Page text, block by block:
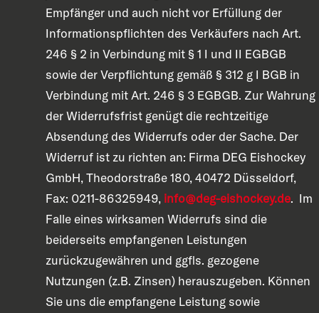
Empfänger und auch nicht vor Erfüllung der
Informationspflichten des Verkäufers nach Art.
246 § 2 in Verbindung mit § 1 I und II EGBGB
sowie der Verpflichtung gemäß § 312 g I BGB in
Verbindung mit Art. 246 § 3 EGBGB. Zur Wahrung
der Widerrufsfrist genügt die rechtzeitige
Absendung des Widerrufs oder der Sache. Der
Widerruf ist zu richten an: Firma DEG Eishockey
GmbH, Theodorstraße 180, 40472 Düsseldorf,
Fax: 0211-86325949, info@deg-eishockey.de. Im
Falle eines wirksamen Widerrufs sind die
beiderseits empfangenen Leistungen
zurückzugewähren und ggfls. gezogene
Nutzungen (z.B. Zinsen) herauszugeben. Können
Sie uns die empfangene Leistung sowie